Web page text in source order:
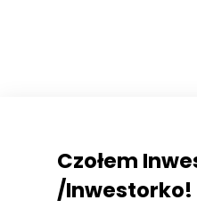
Czołem
/Inwestorko!